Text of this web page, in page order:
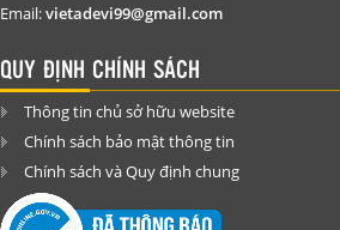
Email:vietadevi99@gmail.com
QUY ĐỊNH CHÍNH SÁCH
Thông tin chủ sở hữu website
Chính sách bảo mật thông tin
Chính sách và Quy định chung